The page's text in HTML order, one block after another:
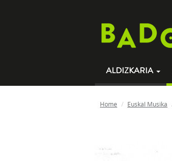
ALDIZKARIA
Home Euskal Musika